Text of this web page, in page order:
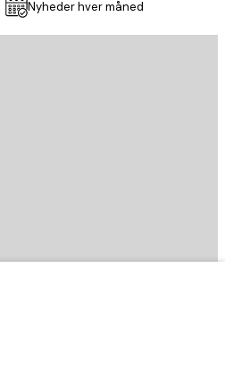
Nyheder hver måned